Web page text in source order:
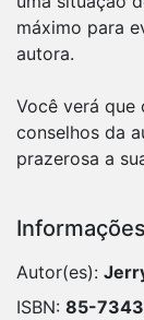
máximo para
autora.
Você verá que
conselhos da
prazerosa a
Autor(es):
ISBN: 85-